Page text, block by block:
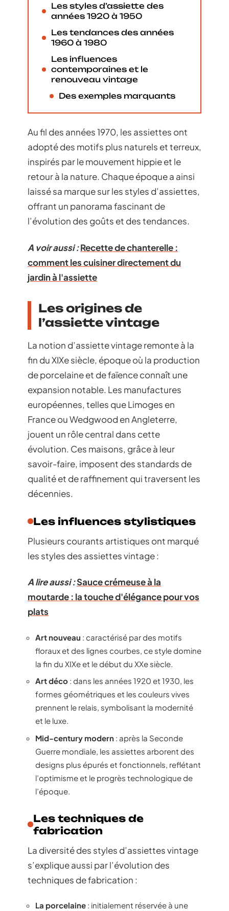
Les styles d’assiette des
années 1920 à 1950
Les tendances des années
1960 à 1980
Les influences
contemporaines et le
renouveau vintage
Des exemples marquants
Au fil des années 1970, les assiettes ont
adopté des motifs plus naturels et terreux,
inspirés par le mouvement hippie et le
retour à la nature. Chaque époque a ainsi
laissé sa marque sur les styles d’assiettes,
offrant un panorama fascinant de
l’évolution des goûts et des tendances.
A voir aussi :Recette de chanterelle :
comment les cuisiner directement du
jardin à l'assiette
Les origines de
l’assiette vintage
La notion d’assiette vintage remonte à la
fin du XIXe siècle, époque où la production
de porcelaine et de faïence connaît une
expansion notable. Les manufactures
européennes, telles que Limoges en
France ou Wedgwood en Angleterre,
jouent un rôle central dans cette
évolution. Ces maisons, grâce à leur
savoir-faire, imposent des standards de
qualité et de raffinement qui traversent les
décennies.
Les influences stylistiques
Plusieurs courants artistiques ont marqué
les styles des assiettes vintage :
A lire aussi :Sauce crémeuse à la
moutarde : la touche d'élégance pour vos
plats
Art nouveau : caractérisé par des motifs
floraux et des lignes courbes, ce style domine
la fin du XIXe et le début du XXe siècle.
Art déco : dans les années 1920 et 1930, les
formes géométriques et les couleurs vives
prennent le relais, symbolisant la modernité
et le luxe.
Mid-century modern : après la Seconde
Guerre mondiale, les assiettes arborent des
designs plus épurés et fonctionnels, reflétant
l’optimisme et le progrès technologique de
l’époque.
Les techniques de
fabrication
La diversité des styles d’assiettes vintage
s’explique aussi par l’évolution des
techniques de fabrication :
La porcelaine : initialement réservée à une